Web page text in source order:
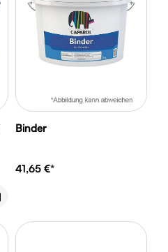
Binder
41,65 €*